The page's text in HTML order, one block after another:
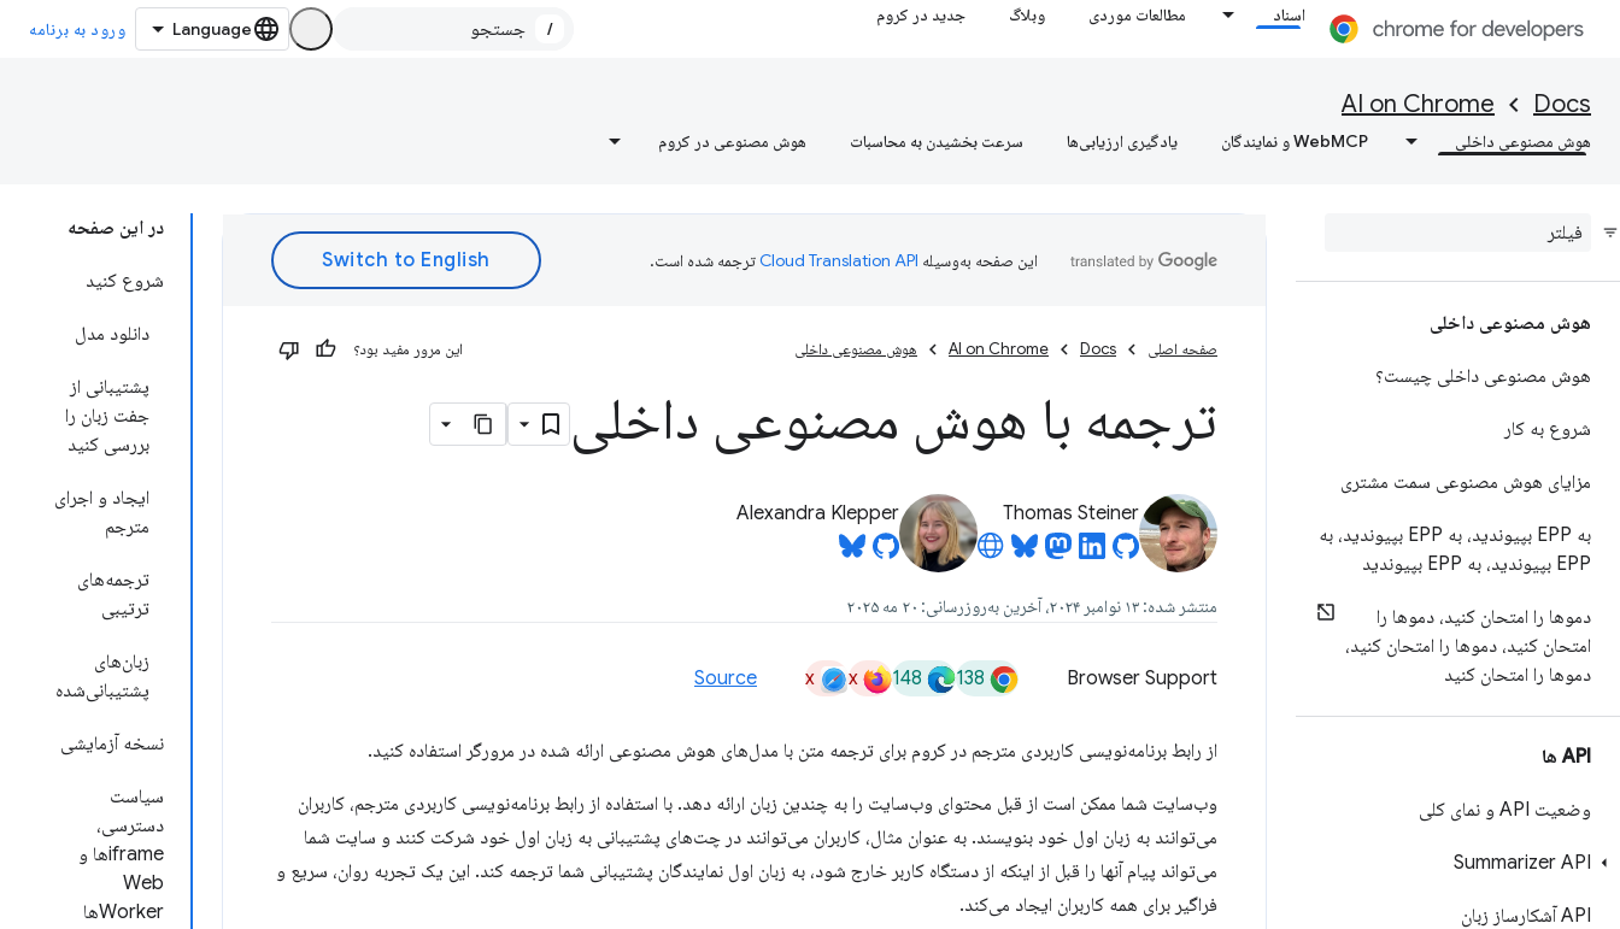
اسناد مطالعات موردی وبلاگ جدید در کروم
/ ورود به برنامه
Docs
AI on Chrome
هوش مصنوعی داخلی WebMCP و نمایندگان یادگیری ارزیابی‌ها سرعت بخشیدن به محاسبات هوش مصنوعی در کروم
هوش مصنوعی داخلی
هوش مصنوعی داخلی چیست؟
شروع به کار
مزایای هوش مصنوعی سمت مشتری
به EPP بپیوندید، به EPP بپیوندید، به
EPP بپیوندید، به EPP بپیوندید
دموها را امتحان کنید، دموها را
امتحان کنید، دموها را امتحان کنید،
دموها را امتحان کنید
API ها
وضعیت API و نمای کلی
Summarizer API
API آشکارساز زبان
در این صفحه
شروع کنید
دانلود مدل
پشتیبانی از
جفت زبان را
بررسی کنید
ایجاد و اجرای
مترجم
ترجمه‌های
ترتیبی
زبان‌های
پشتیبانی‌شده
نسخه آزمایشی
سیاست
دسترسی،
iframeها و
Web
Workerها
این صفحه به‌وسیله ترجمه شده است.
صفحه اصلی Docs
AI on Chrome هوش مصنوعی داخلی این مرور مفید بود؟
ترجمه با هوش مصنوعی داخلی
Thomas Steiner
Alexandra Klepper
منتشر شده: ۱۳ نوامبر ۲۰۲۴، آخرین به‌روزرسانی: ۲۰ مه ۲۰۲۵
Browser Support
138
148
x
x
Source
از رابط برنامه‌نویسی کاربردی مترجم در کروم برای ترجمه متن با مدل‌های هوش مصنوعی ارائه شده در مرورگر استفاده کنید.
وب‌سایت شما ممکن است از قبل محتوای وب‌سایت را به چندین زبان ارائه دهد. با استفاده از رابط برنامه‌نویسی کاربردی مترجم، کاربران
می‌توانند به زبان اول خود بنویسند. به عنوان مثال، کاربران می‌توانند در چت‌های پشتیبانی به زبان اول خود شرکت کنند و سایت شما
می‌تواند پیام آنها را قبل از اینکه از دستگاه کاربر خارج شود، به زبان اول نمایندگان پشتیبانی شما ترجمه کند. این یک تجربه روان، سریع و
فراگیر برای همه کاربران ایجاد می‌کند.